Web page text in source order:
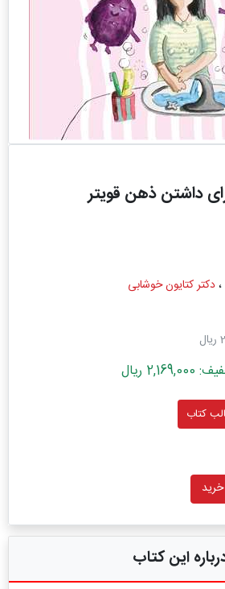
داشتن ذهن قویتر
،دکتر کتایون خوشابی
ریال
کتاب
این کتاب